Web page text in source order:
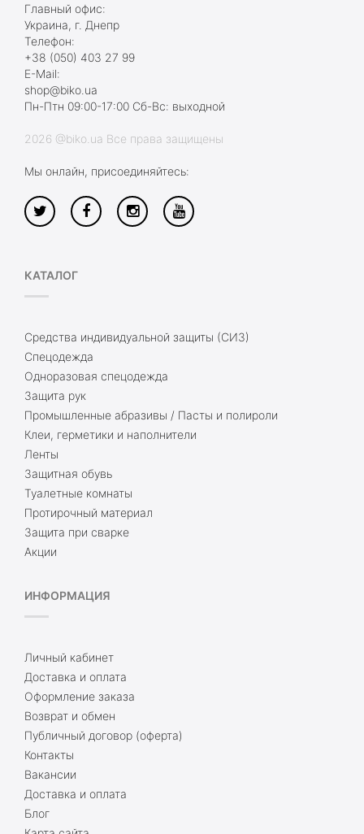
Главный офис:
Украина, г. Днепр
Телефон:
+38 (050) 403 27 99
E-Mail:
shop@biko.ua
Пн-Птн 09:00-17:00 Сб-Вс: выходной
2026 @biko.ua Все права защищены
Мы онлайн, присоединяйтесь:
КАТАЛОГ
Средства индивидуальной защиты (СИЗ)
Спецодежда
Одноразовая спецодежда
Защита рук
Промышленные абразивы / Пасты и полироли
Клеи, герметики и наполнители
Ленты
Защитная обувь
Туалетные комнаты
Протирочный материал
Защита при сварке
Акции
ИНФОРМАЦИЯ
Личный кабинет
Доставка и оплата
Оформление заказа
Возврат и обмен
Публичный договор (оферта)
Контакты
Вакансии
Доставка и оплата
Блог